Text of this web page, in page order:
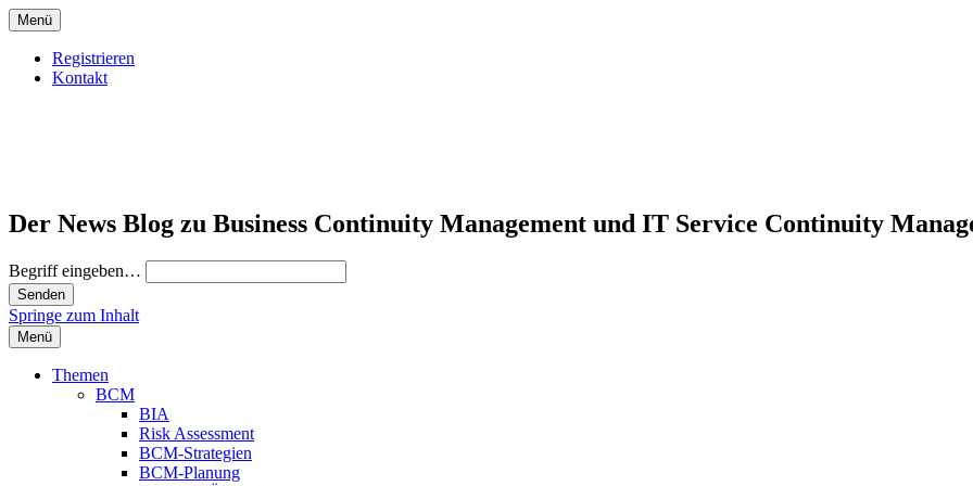
Menü
Registrieren
Kontakt
Der News Blog zu Business Continuity Management und IT Service Continuity
Begriff eingeben…
Springe zum Inhalt
Menü
Themen
BCM
BIA
Risk Assessment
BCM-Strategien
BCM-Planung